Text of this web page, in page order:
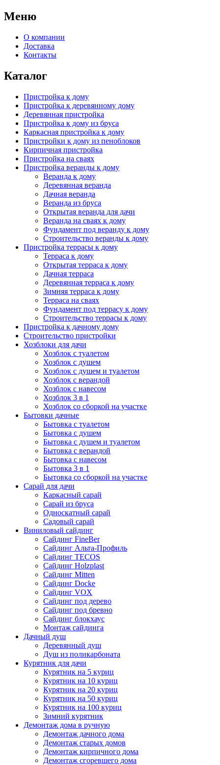
Меню
О компании
Доставка
Контакты
Каталог
Пристройка к дому
Пристройка к деревянному дому
Деревянная пристройка
Пристройка к дому из бруса
Каркасная пристройка к дому
Пристройки к дому из пеноблоков
Кирпичная пристройка
Пристройка на сваях
Пристройка веранды к дому
Веранда к дому
Деревянная веранда
Дачная веранда
Веранда из бруса
Открытая веранда для дачи
Веранда на сваях к дому
Фундамент под веранду к дому
Строительство веранды к дому
Пристройка террасы к дому
Терраса к дому
Открытая терраса к дому
Дачная терраса
Деревянная терраса к дому
Зимняя терраса к дому
Терраса на сваях
Фундамент под террасу к дому
Строительство террасы к дому
Пристройка к дачному дому
Строительство пристройки
Хозблоки для дачи
Хозблок с туалетом
Хозблок с душем
Хозблок с душем и туалетом
Хозблок с верандой
Хозблок с навесом
Хозблок 3 в 1
Хозблок со сборкой на участке
Бытовки дачные
Бытовка с туалетом
Бытовка с душем
Бытовка с душем и туалетом
Бытовка с верандой
Бытовка с навесом
Бытовка 3 в 1
Бытовка со сборкой на участке
Сарай для дачи
Каркасный сарай
Сарай из бруса
Односкатный сарай
Садовый сарай
Виниловый сайдинг
Сайдинг FineBer
Сайдинг Альта-Профиль
Сайдинг TECOS
Сайдинг Holzplast
Сайдинг Mitten
Сайдинг Docke
Сайдинг VOX
Сайдинг под дерево
Сайдинг под бревно
Сайдинг блокхаус
Монтаж сайдинга
Дачный душ
Деревянный душ
Душ из поликарбоната
Курятник для дачи
Курятник на 5 куриц
Курятник на 10 куриц
Курятник на 20 куриц
Курятник на 50 куриц
Курятник на 100 куриц
Зимний курятник
Демонтаж дома в ручную
Демонтаж дачного дома
Демонтаж старых домов
Демонтаж кирпичного дома
Демонтаж сгоревшего дома